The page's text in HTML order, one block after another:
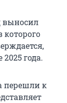
выносил
которого
года.
перешли к